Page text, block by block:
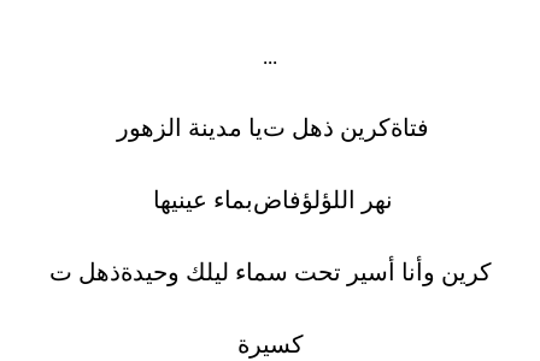
...
يا مدينة الزهورهل تذ كرينفتاة
بماء عينيهافاضنهر اللؤلؤ
هل تذكرين وأنا أسير تحت سماء ليلك وحيدة
كسيرة